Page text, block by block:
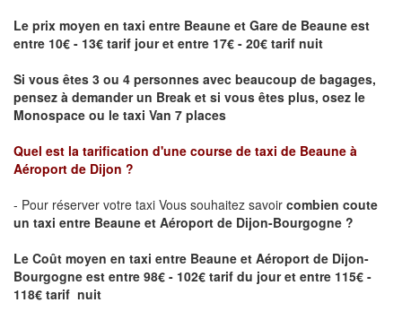
Le prix moyen en taxi entre Beaune et Gare de Beaune est
entre 10€ - 13€ tarif jour et entre 17€ - 20€ tarif nuit
Si vous êtes 3 ou 4 personnes avec beaucoup de bagages,
pensez à demander un Break et si vous êtes plus, osez le
Monospace ou le taxi Van 7 places
Quel est la tarification d'une course de taxi de Beaune à
Aéroport de Dijon ?
- Pour réserver votre taxi Vous souhaitez savoir combien coute
un taxi entre Beaune et Aéroport de Dijon-Bourgogne ?
Le Coût moyen en taxi entre Beaune et Aéroport de Dijon-
Bourgogne est entre 98€ - 102€ tarif du jour et entre 115€ -
118€ tarif nuit